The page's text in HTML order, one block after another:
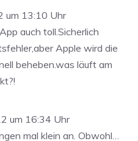
um 13:10 Uhr
auch toll.Sicherlich
Apple wird die
beheben.was läuft am
um 16:34 Uhr
mal klein an. Obwohl…